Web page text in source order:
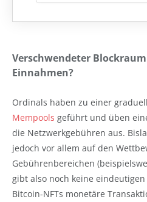
Verschwendeter
Einnahmen?
Ordinals haben zu einer
Mempools geführt und üben
die Netzwerkgebühren aus.
jedoch vor allem auf den
Gebührenbereichen
gibt also noch keine
Bitcoin-NFTs monetäre